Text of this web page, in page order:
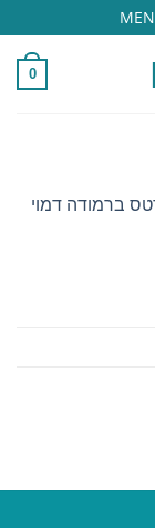
0
ברמודה דמוי